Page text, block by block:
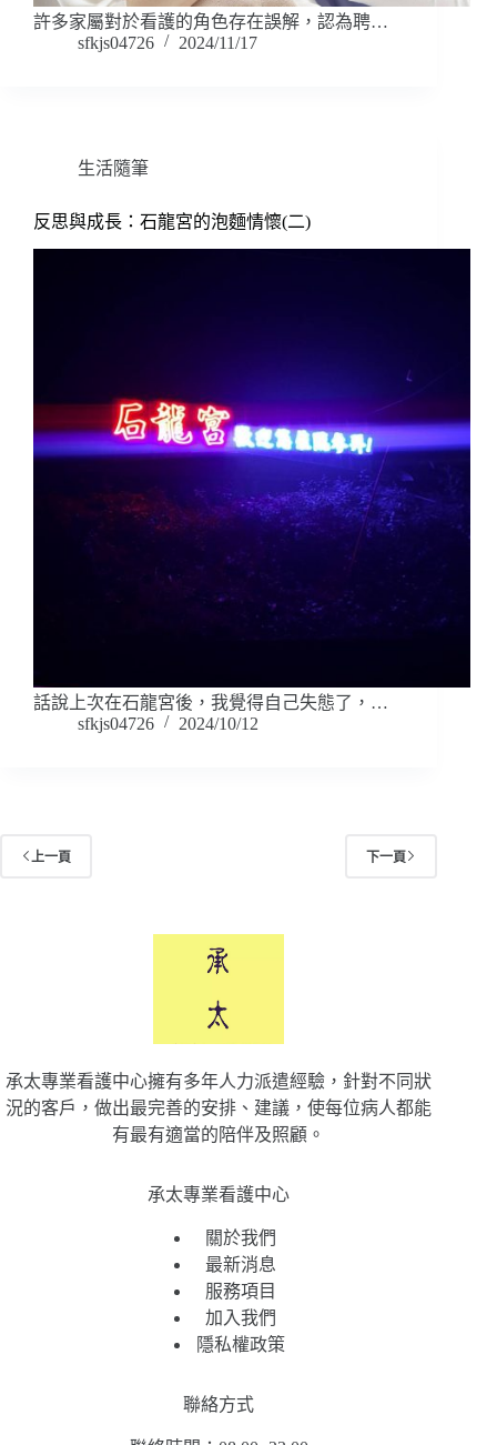
許多家屬對於看護的角色存在誤解，認為聘…
sfkjs04726
2024/11/17
生活隨筆
反思與成長：石龍宮的泡麵情懷(二)
話說上次在石龍宮後，我覺得自己失態了，…
sfkjs04726
2024/10/12
上一頁 下一頁
承太專業看護中心擁有多年人力派遣經驗，針對不同狀
況的客戶，做出最完善的安排、建議，使每位病人都能
有最有適當的陪伴及照顧。
承太專業看護中心
關於我們
最新消息
服務項目
加入我們
隱私權政策
聯絡方式